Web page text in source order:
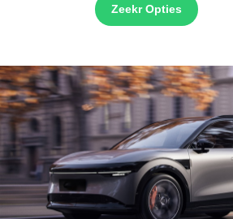
Zeekr Opties